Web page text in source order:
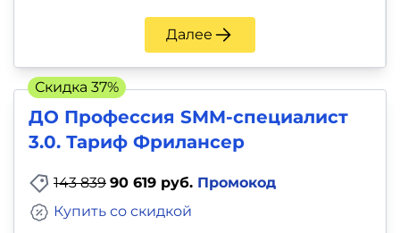
Далее
ДО Профессия SMM-специалист
3.0. Тариф Фрилансер
143 839 90 619 руб. Промокод
Купить со скидкой
Скидка 37%